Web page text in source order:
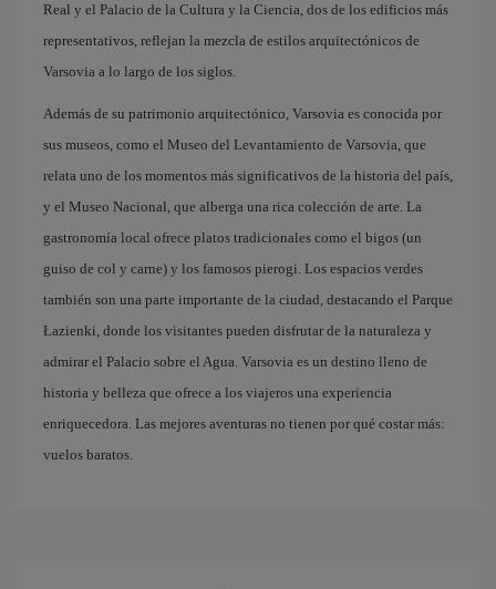
Real y el Palacio de la Cultura y la Ciencia, dos de los edificios más
representativos, reflejan la mezcla de estilos arquitectónicos de
Varsovia a lo largo de los siglos.
Además de su patrimonio arquitectónico, Varsovia es conocida por
sus museos, como el Museo del Levantamiento de Varsovia, que
relata uno de los momentos más significativos de la historia del país,
y el Museo Nacional, que alberga una rica colección de arte. La
gastronomía local ofrece platos tradicionales como el bigos (un
guiso de col y carne) y los famosos pierogi. Los espacios verdes
también son una parte importante de la ciudad, destacando el Parque
Łazienki, donde los visitantes pueden disfrutar de la naturaleza y
admirar el Palacio sobre el Agua. Varsovia es un destino lleno de
historia y belleza que ofrece a los viajeros una experiencia
enriquecedora. Las mejores aventuras no tienen por qué costar más:
vuelos baratos.